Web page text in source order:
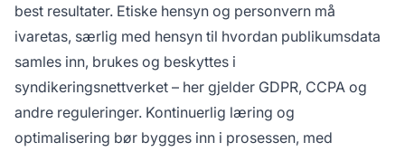
best resultater. Etiske hensyn og personvern må
ivaretas, særlig med hensyn til hvordan publikumsdata
samles inn, brukes og beskyttes i
syndikeringsnettverket – her gjelder GDPR, CCPA og
andre reguleringer. Kontinuerlig læring og
optimalisering bør bygges inn i prosessen, med